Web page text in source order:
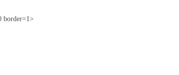
border=1>